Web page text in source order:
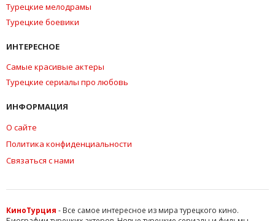
Турецкие мелодрамы
Турецкие боевики
ИНТЕРЕСНОЕ
Самые красивые актеры
Турецкие сериалы про любовь
ИНФОРМАЦИЯ
О сайте
Политика конфиденциальности
Связаться с нами
КиноТурция - Все самое интересное из мира турецкого кино.